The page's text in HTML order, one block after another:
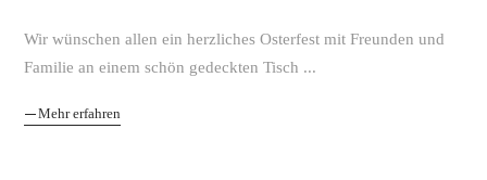
Wir wünschen allen ein herzliches Osterfest mit Freunden und
Familie an einem schön gedeckten Tisch
Mehr erfahren